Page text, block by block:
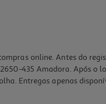
online. Antes do
435 Amadora. Após o
Entregas apenas